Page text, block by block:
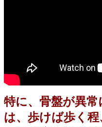
特に、骨盤が異
は、歩けば歩く